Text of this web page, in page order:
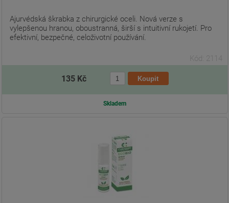
Ajurvédská škrabka z chirurgické oceli. Nová verze s
vylepšenou hranou, oboustranná, širší s intuitivní rukojetí. Pro
efektivní, bezpečné, celoživotní používání.
Kód: 2114
135 Kč
Skladem